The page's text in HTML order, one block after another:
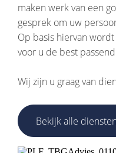
maken werk van een
gesprek om uw
Op basis hiervan
voor u de best
Wij zijn u graag van
Bekijk alle